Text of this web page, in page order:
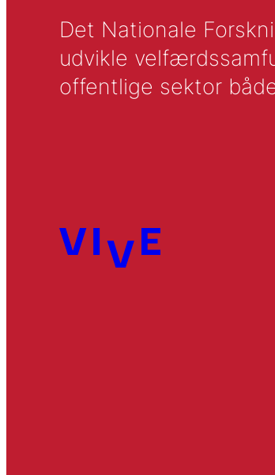
Det Nationale
udvikle
offentlige sektor